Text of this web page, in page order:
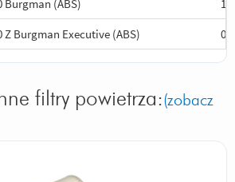
Burgman (ABS)
Z Burgman Executive (ABS)
filtry powietrza:(zobacz